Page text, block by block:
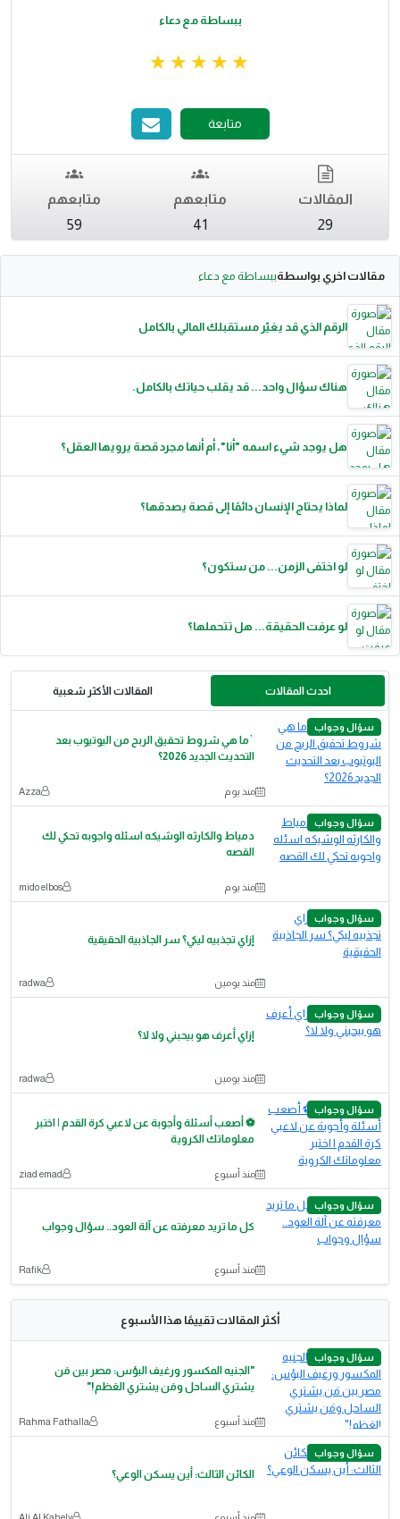
ببساطة مع دعاء
متابعة
المقالات
29
متابعهم
41
متابعهم
59
مقالات اخري بواسطةببساطة مع دعاء
الرقم الذي قد يغيّر مستقبلك المالي بالكامل
هناك سؤال واحد... قد يقلب حياتك بالكامل.
هل يوجد شيء اسمه "أنا"، أم أنها مجرد قصة يرويها العقل؟
لماذا يحتاج الإنسان دائمًا إلى قصة يصدقها؟
لو اختفى الزمن... من ستكون؟
لو عرفت الحقيقة... هل تتحملها؟
احدث المقالات المقالات الأكثر شعبية
سؤال وجواب
`ما هي شروط تحقيق الربح من اليوتيوب بعد
التحديث الجديد 2026؟
منذ يوم Azza
سؤال وجواب
دمياط والكارثه الوشيكه اسئله واجوبه تحكي لك
القصه
منذ يوم mido elbos
سؤال وجواب
إزاي تجذبيه ليكي؟ سر الجاذبية الحقيقية
منذ يومين radwa
سؤال وجواب
إزاي أعرف هو بيحبني ولا لا؟
منذ يومين radwa
سؤال وجواب
⚽ أصعب أسئلة وأجوبة عن لاعبي كرة القدم | اختبر
معلوماتك الكروية
منذ أسبوع ziad emad
سؤال وجواب
كل ما تريد معرفته عن آلة العود.. سؤال وجواب
منذ أسبوع Rafik
أكثر المقالات تقييمًا هذا الأسبوع
سؤال وجواب
"الجنيه المكسور ورغيف البؤس: مصر بين مَن
يشتري الساحل ومَن يشتري العَظم!"
منذ أسبوع Rahma Fathalla
سؤال وجواب
الكائن الثالث: أين يسكن الوعي؟